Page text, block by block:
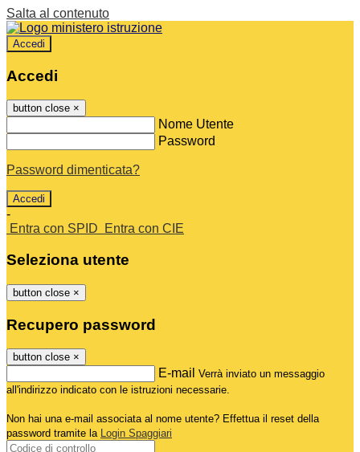
Salta al contenuto
Accedi
Accedi
button close ×
Nome Utente
Password
Password dimenticata?
-
Entra con SPID
Entra con CIE
Seleziona utente
button close ×
Recupero password
button close ×
E-mail Verrà inviato un messaggio
all'indirizzo indicato con le istruzioni necessarie.
Non hai una e-mail associata al nome utente? Effettua il reset della
password tramite la Login Spaggiari